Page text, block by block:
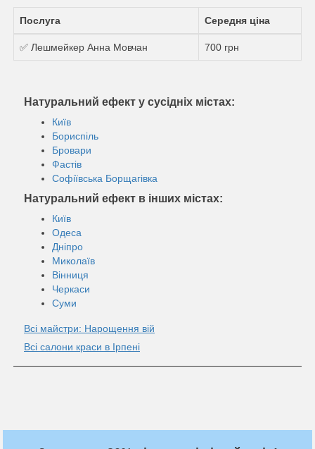
Послуга Середня ціна
✅ Лешмейкер Анна Мовчан 700 грн
Натуральний ефект у сусідніх містах:
Київ
Бориспіль
Бровари
Фастів
Софіївська Борщагівка
Натуральний ефект в інших містах:
Київ
Одеса
Дніпро
Миколаїв
Вінниця
Черкаси
Суми
Всі майстри: Нарощення вій
Всі салони краси в Ірпені